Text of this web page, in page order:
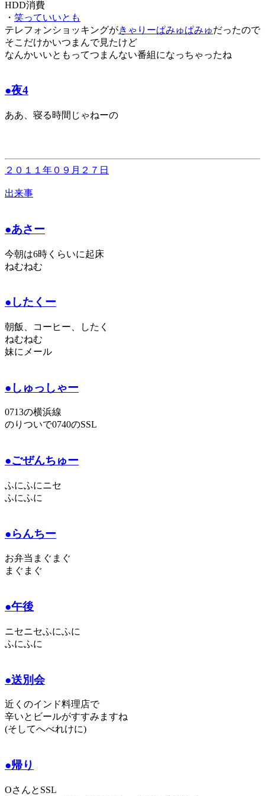
HDD消費
・ 笑っていいとも
テレフォンショッキングがきゃりーぱみゅぱみゅだったので
そこだけかいつまんで見たけど
なんかいいともってつまんない番組になっちゃったね
●夜4
ああ、寝る時間じゃねーの
２０１１年０９月２７日
出来事
●あさー
今朝は6時くらいに起床
ねむねむ
●したくー
朝飯、コーヒー、したく
ねむねむ
妹にメール
●しゅっしゃー
0713の横浜線
のりついで0740のSSL
●ごぜんちゅー
ふにふにニセ
ふにふに
●らんちー
お弁当まぐまぐ
まぐまぐ
●午後
ニセニセふにふに
ふにふに
●送別会
近くのインド料理店で
辛いとビールがすすみますね
(そしてへべれけに)
●帰り
OさんとSSL